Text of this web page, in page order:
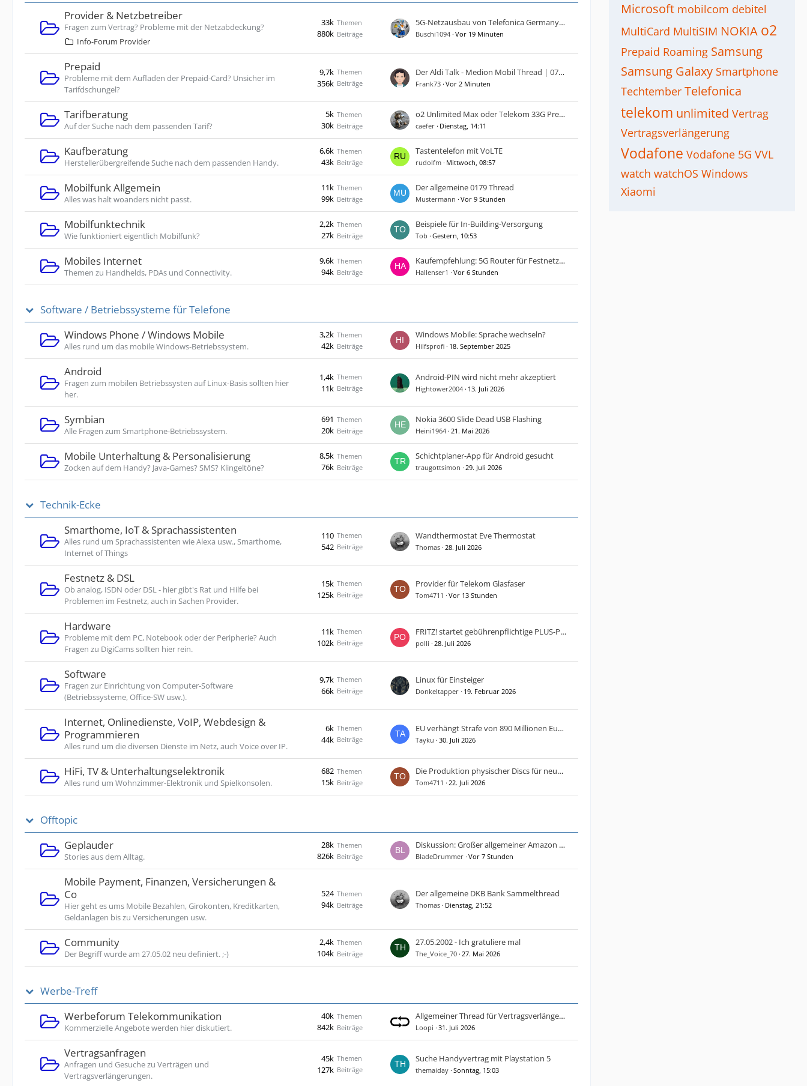
Provider & Netzbetreiber
Fragen zum Vertrag? Probleme mit der Netzabdeckung?
Info-Forum Provider
Themen
33k
Beiträge
880k
5G-Netzausbau von Telefonica Germany | 10/23: 5G-SA / 5G+
Buschi1094 Vor 19 Minuten
Prepaid
Probleme mit dem Aufladen der Prepaid-Card? Unsicher im
Tarifdschungel?
Themen
9,7k
Beiträge
356k
Der Aldi Talk - Medion Mobil Thread | 07/23: inkl. 5G | 2025: Unlimited & Jahrespakete
Frank73 Vor 2 Minuten
Tarifberatung
Auf der Suche nach dem passenden Tarif?
Themen
5k
Beiträge
30k
o2 Unlimited Max oder Telekom 33G PrePaid - 25G Datennutzung Normalfall
caefer Dienstag, 14:11
Kaufberatung
Herstellerübergreifende Suche nach dem passenden Handy.
Themen
6,6k
Beiträge
43k
Tastentelefon mit VoLTE
rudolfm Mittwoch, 08:57
Mobilfunk Allgemein
Alles was halt woanders nicht passt.
Themen
11k
Beiträge
99k
​Der allgemeine 0179 Thread
Mustermann Vor 9 Stunden
Mobilfunktechnik
Wie funktioniert eigentlich Mobilfunk?
Themen
2,2k
Beiträge
27k
Beispiele für In-Building-Versorgung
Tob Gestern, 10:53
Mobiles Internet
Themen zu Handhelds, PDAs und Connectivity.
Themen
9,6k
Beiträge
94k
Kaufempfehlung: 5G Router für Festnetz-Ersatz
Hallenser1 Vor 6 Stunden
Software / Betriebssysteme für Telefone
Windows Phone / Windows Mobile
Alles rund um das mobile Windows-Betriebssystem.
Themen
3,2k
Beiträge
42k
Windows Mobile: Sprache wechseln?
Hilfsprofi 18. September 2025
Android
Fragen zum mobilen Betriebssysten auf Linux-Basis sollten hier
her.
Themen
1,4k
Beiträge
11k
Android-PIN wird nicht mehr akzeptiert
Hightower2004 13. Juli 2026
Symbian
Alle Fragen zum Smartphone-Betriebssystem.
Themen
691
Beiträge
20k
Nokia 3600 Slide Dead USB Flashing
Heini1964 21. Mai 2026
Mobile Unterhaltung & Personalisierung
Zocken auf dem Handy? Java-Games? SMS? Klingeltöne?
Themen
8,5k
Beiträge
76k
Schichtplaner-App für Android gesucht
traugottsimon 29. Juli 2026
Technik-Ecke
Smarthome, IoT & Sprachassistenten
Alles rund um Sprachassistenten wie Alexa usw., Smarthome,
Internet of Things
Themen
110
Beiträge
542
Wandthermostat Eve Thermostat
Thomas 28. Juli 2026
Festnetz & DSL
Ob analog, ISDN oder DSL - hier gibt's Rat und Hilfe bei
Problemen im Festnetz, auch in Sachen Provider.
Themen
15k
Beiträge
125k
Provider für Telekom Glasfaser
Tom4711 Vor 13 Stunden
Hardware
Probleme mit dem PC, Notebook oder der Peripherie? Auch
Fragen zu DigiCams sollten hier rein.
Themen
11k
Beiträge
102k
FRITZ! startet gebührenpflichtige PLUS-Pakete
polli 28. Juli 2026
Software
Fragen zur Einrichtung von Computer-Software
(Betriebssysteme, Office-SW usw.).
Themen
9,7k
Beiträge
66k
Linux für Einsteiger
Donkeltapper 19. Februar 2026
Internet, Onlinedienste, VoIP, Webdesign &
Programmieren
Alles rund um die diversen Dienste im Netz, auch Voice over IP.
Themen
6k
Beiträge
44k
EU verhängt Strafe von 890 Millionen Euro gegen Google
Tayku 30. Juli 2026
HiFi, TV & Unterhaltungselektronik
Alles rund um Wohnzimmer-Elektronik und Spielkonsolen.
Themen
682
Beiträge
15k
Die Produktion physischer Discs für neue Spiele auf PlayStation-Konsolen endet im Januar 2028
Tom4711 22. Juli 2026
Offtopic
Geplauder
Stories aus dem Alltag.
Themen
28k
Beiträge
826k
Diskussion: Großer allgemeiner Amazon Thread (News, Infos, Schnäppchen, allgemein etc.) Teil 2
BladeDrummer Vor 7 Stunden
Mobile Payment, Finanzen, Versicherungen &
Co
Hier geht es ums Mobile Bezahlen, Girokonten, Kreditkarten,
Geldanlagen bis zu Versicherungen usw.
Themen
524
Beiträge
94k
Der allgemeine DKB Bank Sammelthread
Thomas Dienstag, 21:52
Community
Der Begriff wurde am 27.05.02 neu definiert. ;-)
Themen
2,4k
Beiträge
104k
27.05.2002 - Ich gratuliere mal
The_Voice_70 27. Mai 2026
Werbe-Treff
Werbeforum Telekommunikation
Kommerzielle Angebote werden hier diskutiert.
Themen
40k
Beiträge
842k
Allgemeiner Thread für Vertragsverlängerungsangebote bei Telefónica o2
Loopi 31. Juli 2026
Vertragsanfragen
Anfragen und Gesuche zu Verträgen und
Vertragsverlängerungen.
Themen
45k
Beiträge
127k
Suche Handyvertrag mit Playstation 5
themaiday Sonntag, 15:03
Microsoft mobilcom debitel
MultiCard MultiSIM NOKIA o2
Prepaid Roaming Samsung
Samsung Galaxy Smartphone
Techtember Telefonica
telekom unlimited Vertrag
Vertragsverlängerung
Vodafone Vodafone 5G VVL
watch watchOS Windows
Xiaomi